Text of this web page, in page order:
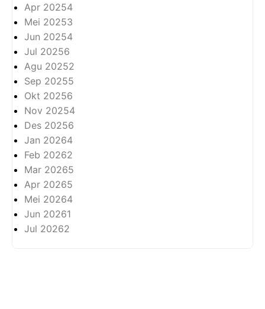
Apr 20254
Mei 20253
Jun 20254
Jul 20256
Agu 20252
Sep 20255
Okt 20256
Nov 20254
Des 20256
Jan 20264
Feb 20262
Mar 20265
Apr 20265
Mei 20264
Jun 20261
Jul 20262